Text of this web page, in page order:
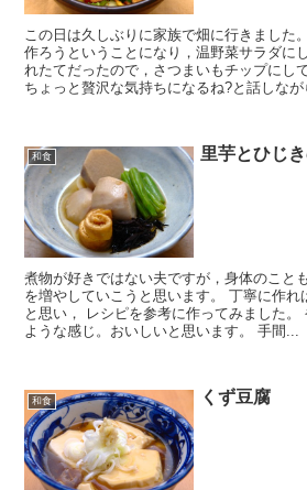
この日は久しぶりに家族で畑に行きました
作ろうということになり，温野菜サラダに
れたてだったので，さつまいもチップにし
ちょっと贅沢な気持ちになるね?と話しなが
和食 里芋とひじ
煮物が好きではない夫ですが，身体のこと
を増やしていこうと思います。 丁寧に作れ
と思い， レシピを参考に作ってみました。
ような感じ。おいしいと思います。 手間...
和食 くず豆腐